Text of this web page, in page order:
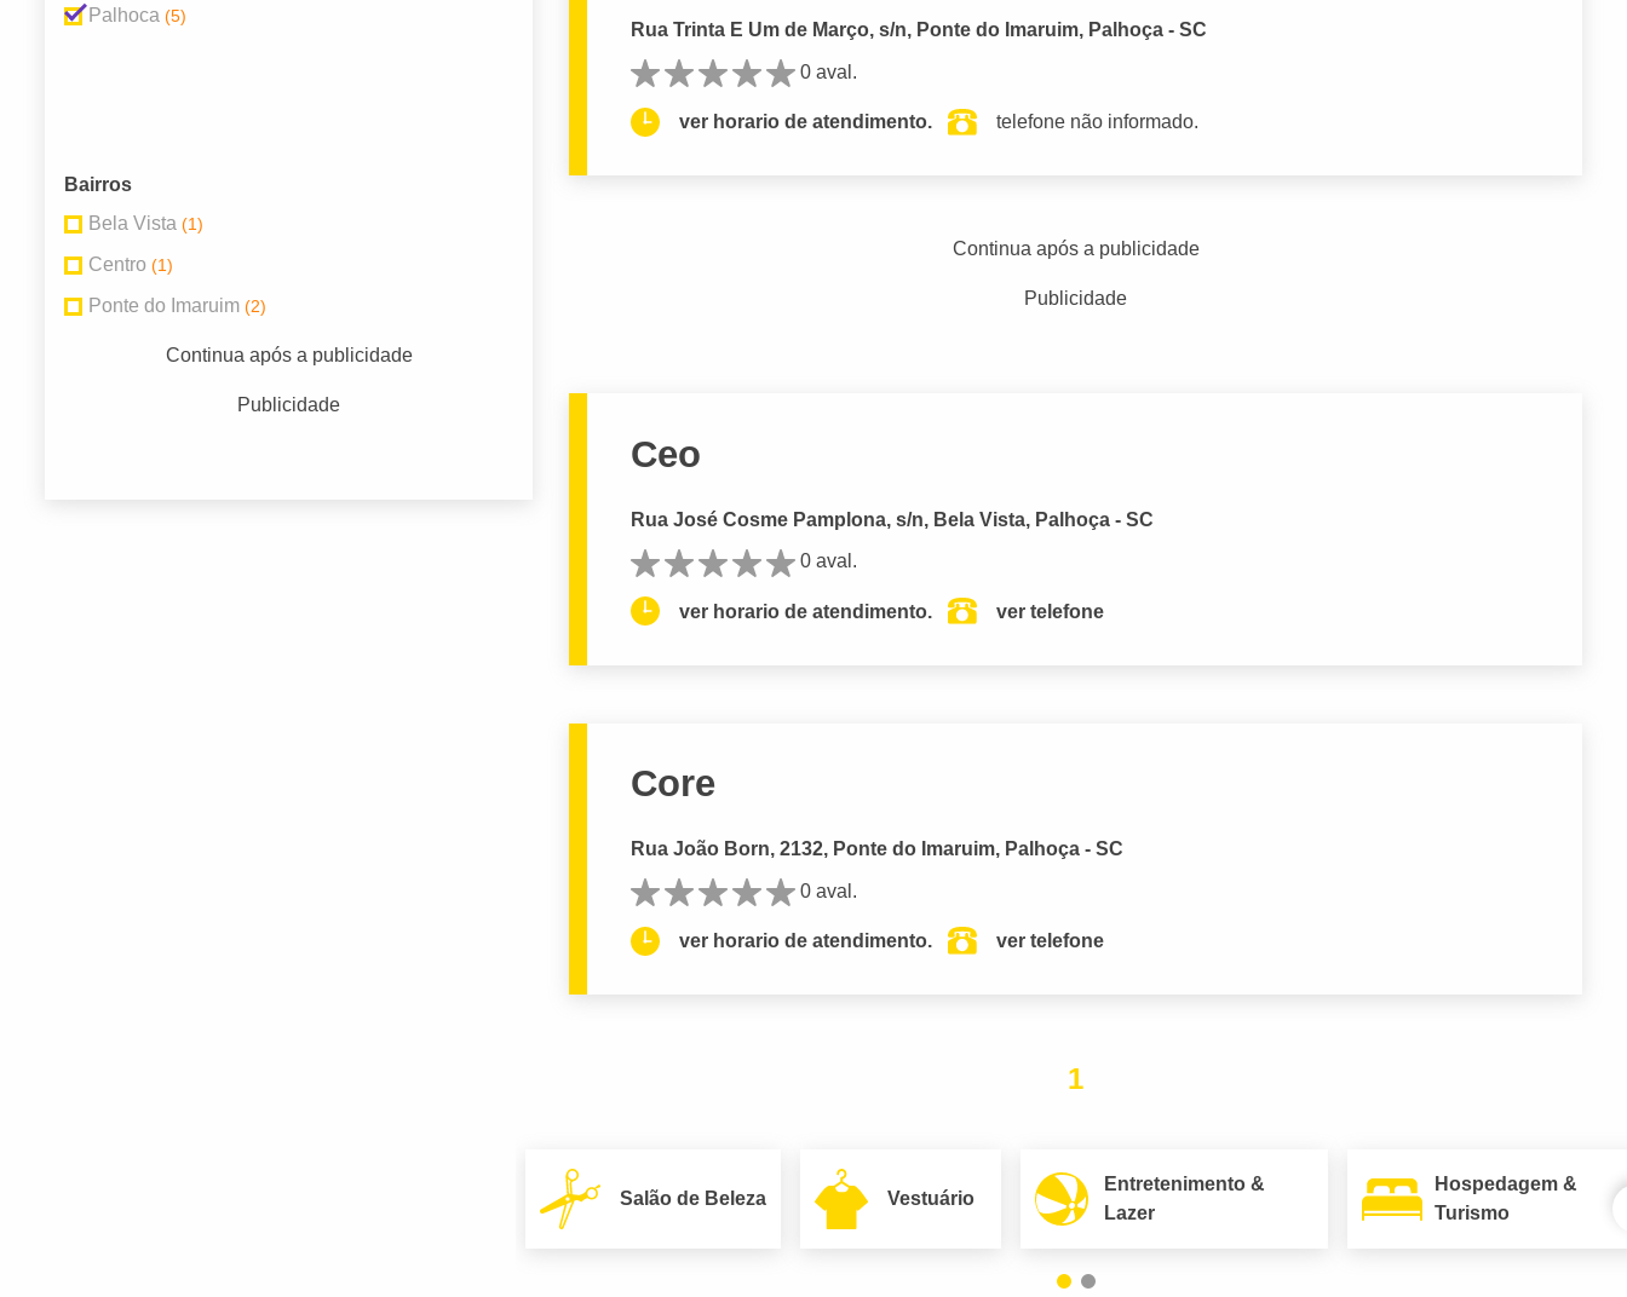
Palhoca (5)
Bairros
Bela Vista (1)
Centro (1)
Ponte do Imaruim (2)
Continua após a publicidade
Publicidade
Rua Trinta E Um de Março, s/n, Ponte do Imaruim, Palhoça - SC
0 aval.
ver horario de atendimento. telefone não informado.
Continua após a publicidade
Publicidade
Ceo
Rua José Cosme Pamplona, s/n, Bela Vista, Palhoça - SC
0 aval.
ver horario de atendimento. ver telefone
Core
Rua João Born, 2132, Ponte do Imaruim, Palhoça - SC
0 aval.
ver horario de atendimento. ver telefone
1
Salão de Beleza Vestuário
Entretenimento &
Lazer
Hospedagem &
Turismo